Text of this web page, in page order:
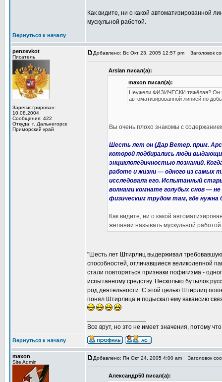
Как видите, ни о какой автоматизированной
мускульной работой.
Вернуться к началу
penzevkot
Писатель
Зарегистрирован:
10.08.2004
Сообщения: 422
Откуда: г. Дальнегорск
Приморский край
Добавлено: Вс Окт 23, 2005 12:57 pm Заголовок
Arslan писал(а):
maxon писал(а):
Неужели ФИЗИЧЕСКИ тяжёлая? Он
автоматизированной линией по
Вы очень плохо знакомы с
Шесть лет он (Дар Ветер. прим.
которой подбирались люди
энциклопедичностью познаний.
работе и жизни — одного из самых
исследовала его. Испытанный
волнами комнате голубых снов —
физическим трудом там, где нужна
Как видите, ни о какой
желании называть мускульной работой.
"Шесть лет Штирлиц выдерживал
способностей, отличавшиеся великолепной
стали повторяться признаки пофигизма -
испытанному средству. Несколько бутылок
род деятельности. С этой целью Штирлиц
понял Штирлица и подыскал ему вакансию
Все врут, но это не имеет значения, потому
Вернуться к началу
maxon
Site Admin
Добавлено: Пн Окт 24, 2005 4:00 am Заголовок
Александр50 писал(а):